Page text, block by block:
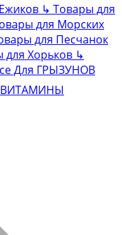
↳ Товары для
для Морских
для Песчанок
для Хорьков ↳
Для ГРЫЗУНОВ
ВИТАМИНЫ